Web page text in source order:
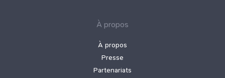
À propos
À propos
Presse
Partenariats